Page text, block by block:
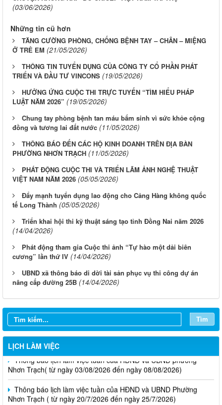
(03/06/2026)
Những tin cũ hơn
TĂNG CƯỜNG PHÒNG, CHỐNG BỆNH TAY – CHÂN – MIỆNG
Ở TRẺ EM (21/05/2026)
THÔNG TIN TUYỂN DỤNG CỦA CÔNG TY CỔ PHẦN PHÁT
TRIỂN VÀ ĐẦU TƯ VINCONS (19/05/2026)
HƯỞNG ỨNG CUỘC THI TRỰC TUYẾN “TÌM HIỂU PHÁP
LUẬT NĂM 2026” (19/05/2026)
Chung tay phòng bệnh tan máu bẩm sinh vì sức khỏe cộng
đồng và tương lai đất nước (11/05/2026)
THÔNG BÁO ĐẾN CÁC HỘ KINH DOANH TRÊN ĐỊA BÀN
PHƯỜNG NHƠN TRẠCH (11/05/2026)
PHÁT ĐỘNG CUỘC THI VÀ TRIỂN LÃM ẢNH NGHỆ THUẬT
VIỆT NAM NĂM 2026 (05/05/2026)
Đẩy mạnh tuyển dụng lao động cho Cảng Hàng không quốc
tế Long Thành (05/05/2026)
Triển khai hội thi kỹ thuật sáng tạo tỉnh Đồng Nai năm 2026
(14/04/2026)
Phát động tham gia Cuộc thi ảnh “Tự hào một dải biên
cương” lần thứ IV (14/04/2026)
UBND xã thông báo di dời tài sản phục vụ thi công dự án
nâng cấp đường 25B (14/04/2026)
Tìm
LỊCH LÀM VIỆC
Thông báo lịch làm việc tuần của HĐND và UBND phường
Nhơn Trạch( từ ngày 03/08/2026 đến ngày 08/08/2026)
Thông báo lịch làm việc tuần của HĐND và UBND Phường
Nhơn Trạch ( từ ngày 20/7/2026 đến ngày 25/7/2026)